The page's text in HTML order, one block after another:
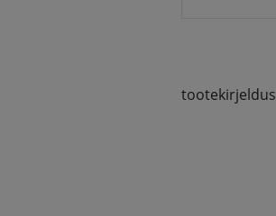
tootekirjeldus